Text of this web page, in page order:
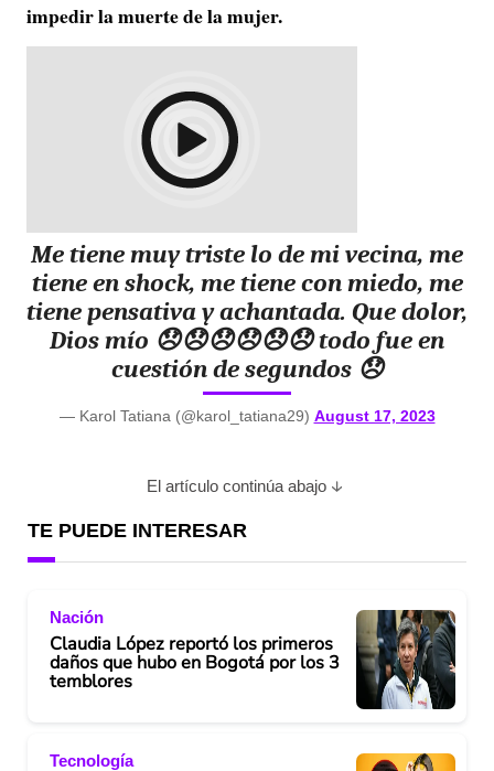
impedir la muerte de la mujer.
Me tiene muy triste lo de mi vecina, me
tiene en shock, me tiene con miedo, me
tiene pensativa y achantada. Que dolor,
Dios mío 😞😞😞😞😞😞 todo fue en
cuestión de segundos 😞
— Karol Tatiana (@karol_tatiana29) August 17, 2023
El artículo continúa abajo
TE PUEDE INTERESAR
Nación
Claudia López reportó los primeros
daños que hubo en Bogotá por los 3
temblores
Tecnología